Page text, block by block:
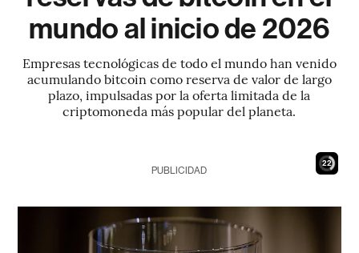
mundo al inicio de 2026
Empresas tecnológicas de todo el mundo han venido
acumulando bitcoin como reserva de valor de largo
plazo, impulsadas por la oferta limitada de la
criptomoneda más popular del planeta.
20
PUBLICIDAD